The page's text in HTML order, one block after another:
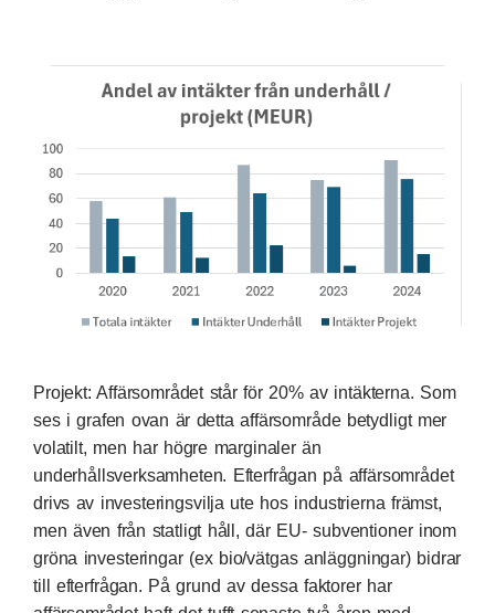
Projekt: Affärsområdet står för 20% av intäkterna. Som
ses i grafen ovan är detta affärsområde betydligt mer
volatilt, men har högre marginaler än
underhållsverksamheten. Efterfrågan på affärsområdet
drivs av investeringsvilja ute hos industrierna främst,
men även från statligt håll, där EU- subventioner inom
gröna investeringar (ex bio/vätgas anläggningar) bidrar
till efterfrågan. På grund av dessa faktorer har